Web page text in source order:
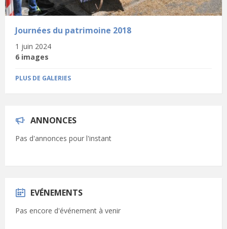
Journées du patrimoine 2018
1 juin 2024
6 images
PLUS DE GALERIES
ANNONCES
Pas d'annonces pour l'instant
EVÉNEMENTS
Pas encore d'événement à venir